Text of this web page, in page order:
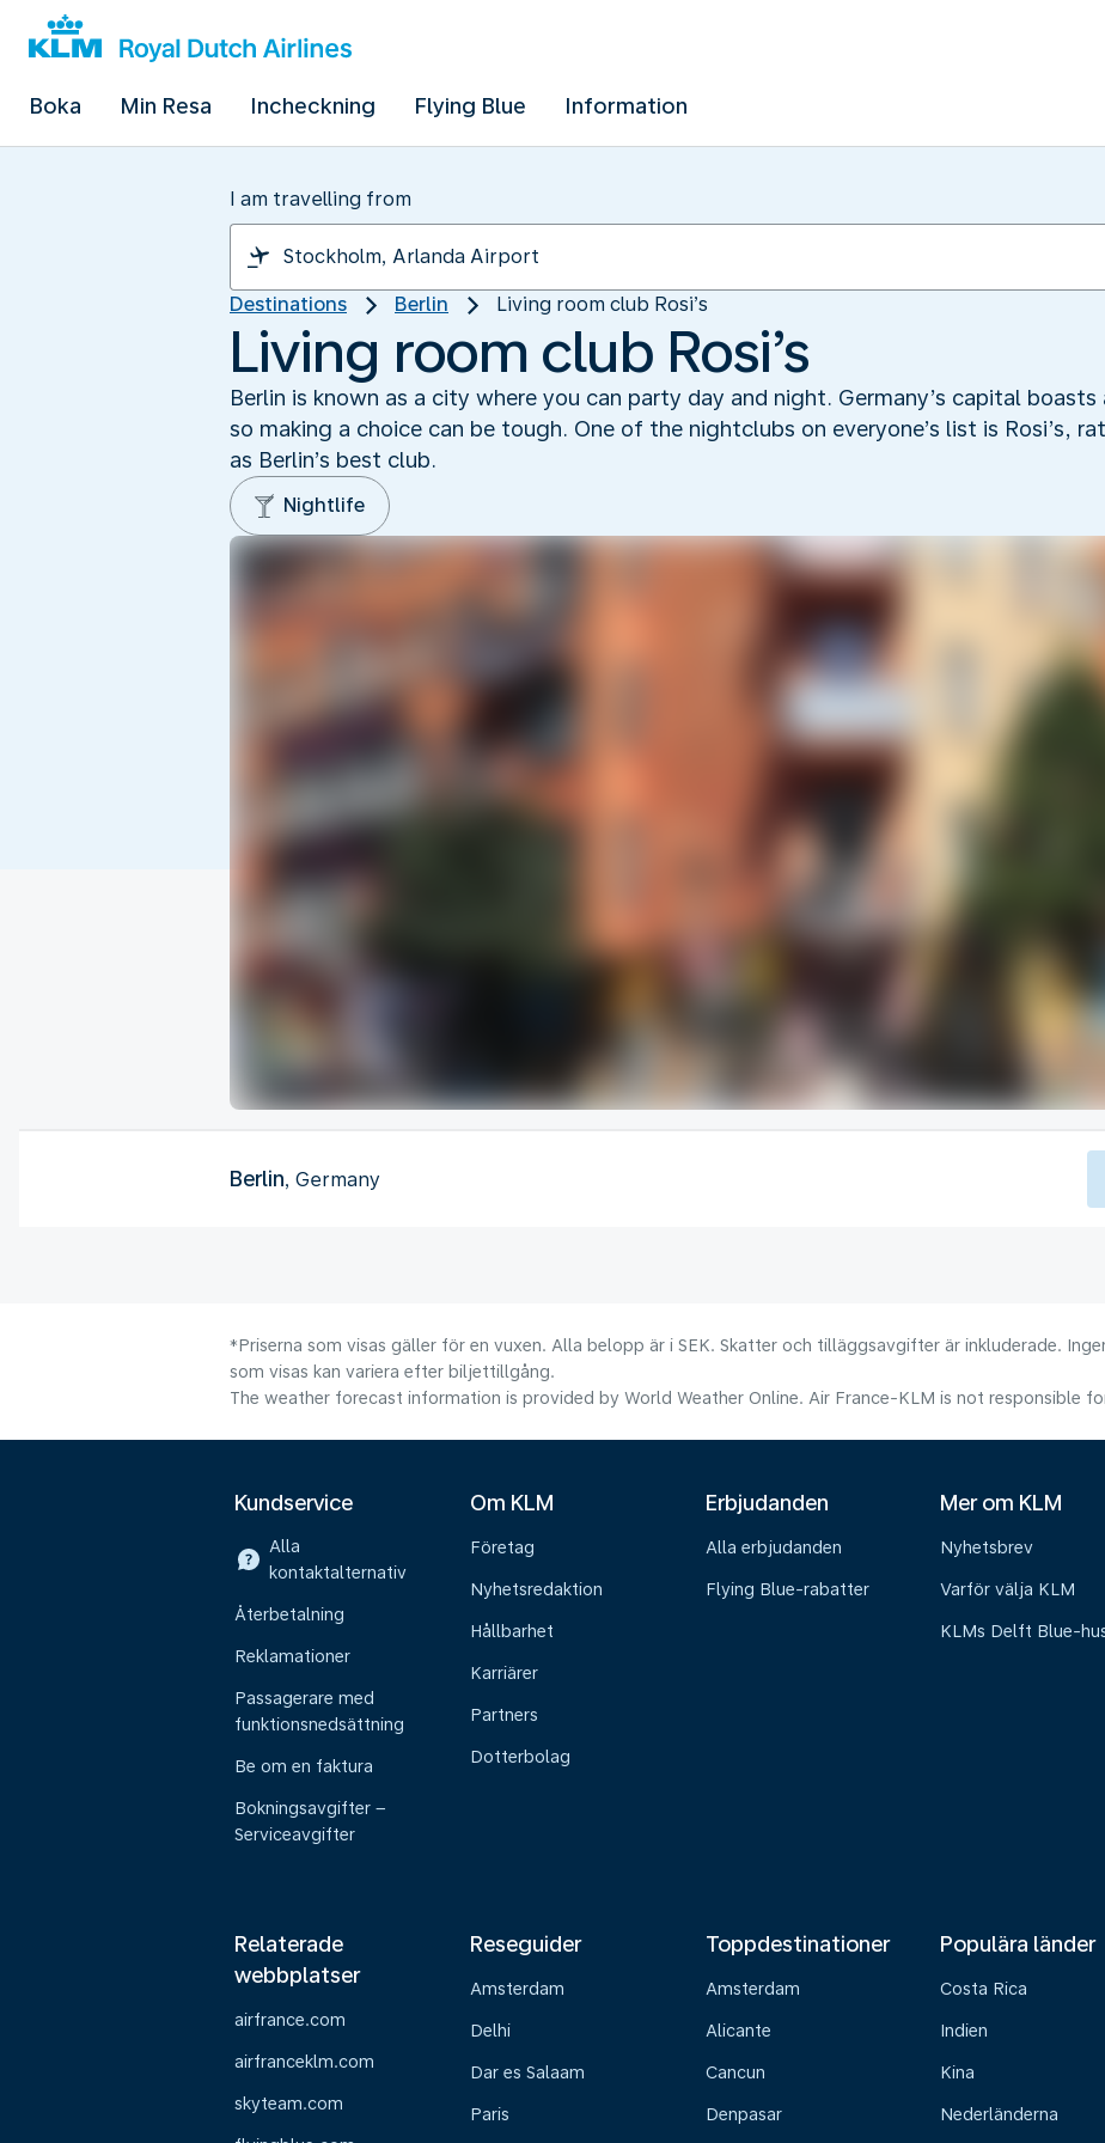
Boka Min Resa Incheckning Flying Blue Information
I am travelling from
Destinations Berlin Living room club Rosi’s
Living room club Rosi’s
Berlin is known as a city where you can party day and night. Germany’s capital
so making a choice can be tough. One of the nightclubs on everyone’s list is Rosi’s,
as Berlin’s best club.
Nightlife
Berlin, Germany
*Priserna som visas gäller för en vuxen. Alla belopp är i SEK. Skatter och tilläggsavgifter är inkluderade.
som visas kan variera efter biljettillgång.
The weather forecast information is provided by World Weather Online. Air France-KLM is not responsible
Kundservice
Alla
kontaktalternativ
Återbetalning
Reklamationer
Passagerare med
funktionsnedsättning
Be om en faktura
Bokningsavgifter –
Serviceavgifter
Om KLM
Företag
Nyhetsredaktion
Hållbarhet
Karriärer
Partners
Dotterbolag
Erbjudanden
Alla erbjudanden
Flying Blue-rabatter
Mer om KLM
Nyhetsbrev
Varför välja KLM
KLMs Delft Blue-
Relaterade
webbplatser
airfrance.com
airfranceklm.com
skyteam.com
Reseguider
Amsterdam
Delhi
Dar es Salaam
Paris
Toppdestinationer
Amsterdam
Alicante
Cancun
Denpasar
Populära länder
Costa Rica
Indien
Kina
Nederländerna